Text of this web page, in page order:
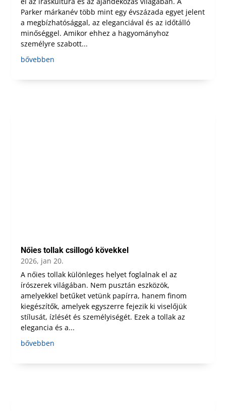
Parker márkanév több mint egy évszázada egyet jelent
a megbízhatósággal, az eleganciával és az időtálló
minőséggel. Amikor ehhez a hagyományhoz
személyre szabott...
bővebben
Nőies tollak csillogó kövekkel
2026, jan 20.
A nőies tollak különleges helyet foglalnak el az
írószerek világában. Nem pusztán eszközök,
amelyekkel betűket vetünk papírra, hanem finom
kiegészítők, amelyek egyszerre fejezik ki viselőjük
stílusát, ízlését és személyiségét. Ezek a tollak az
elegancia és a...
bővebben